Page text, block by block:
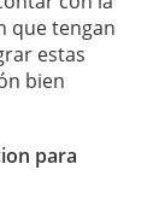
que tengan
estas
bien
para